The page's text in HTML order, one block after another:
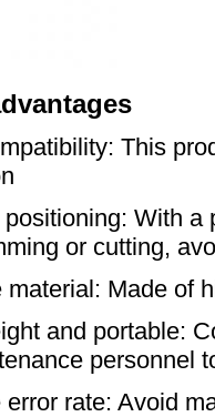
This
With a
or cutting,
material: Made of
and portable:
personnel
error rate: Avoid